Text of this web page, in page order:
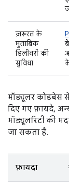
ज़रूरत के
मुताबिक
डिलीवरी की
सुविधा
मॉड्यूलर कोडबेस
दिए गए फ़ायदे,
मॉड्यूलरिटी की
जा सकता है.
फ़ायदा